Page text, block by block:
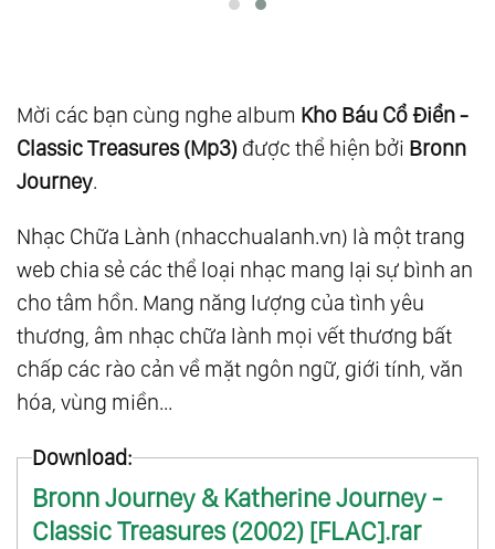
Mời các bạn cùng nghe album Kho Báu Cổ Điển -
Classic Treasures (Mp3) được thể hiện bởi Bronn
Journey.
Nhạc Chữa Lành (nhacchualanh.vn) là một trang
web chia sẻ các thể loại nhạc mang lại sự bình an
cho tâm hồn. Mang năng lượng của tình yêu
thương, âm nhạc chữa lành mọi vết thương bất
chấp các rào cản về mặt ngôn ngữ, giới tính, văn
hóa, vùng miền...
Download:
Bronn Journey & Katherine Journey -
Classic Treasures (2002) [FLAC].rar